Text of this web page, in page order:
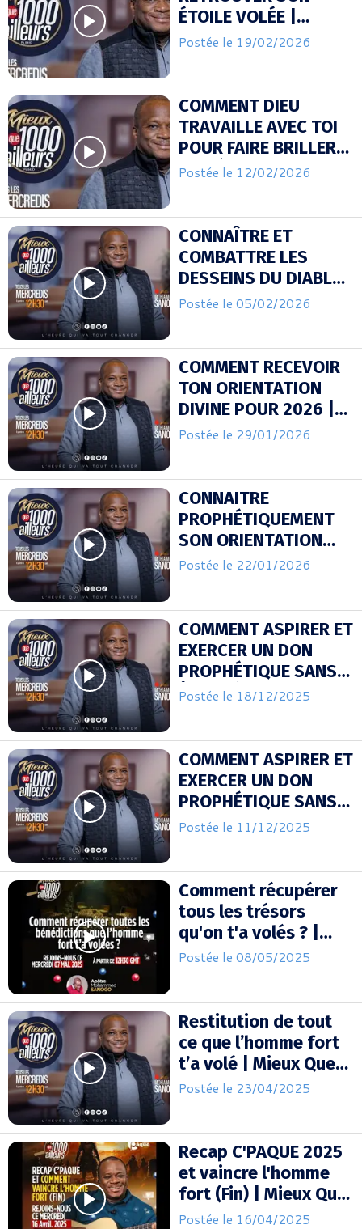
ÉTOILE VOLÉE |
APOTRE MOHAMMED
Postée le 19/02/2026
COMMENT DIEU
TRAVAILLE AVEC TOI
POUR FAIRE BRILLER
TON ÉTOILE | APOTRE
Postée le 12/02/2026
CONNAÎTRE ET
COMBATTRE LES
DESSEINS DU DIABLE
CONTRE TA VIE EN
Postée le 05/02/2026
COMMENT RECEVOIR
TON ORIENTATION
DIVINE POUR 2026 |
APOTRE MOHAMED
Postée le 29/01/2026
CONNAITRE
PROPHÉTIQUEMENT
SON ORIENTATION
DIVINE POUR 2026 |
Postée le 22/01/2026
COMMENT ASPIRER ET
EXERCER UN DON
PROPHÉTIQUE SANS
ÊTRE SÉDUIT (2) |
Postée le 18/12/2025
COMMENT ASPIRER ET
EXERCER UN DON
PROPHÉTIQUE SANS
ÊTRE SÉDUIT (1) |
Postée le 11/12/2025
Comment récupérer
tous les trésors
qu'on t'a volés ? |
Mieux Que 1000
Postée le 08/05/2025
Restitution de tout
ce que l’homme fort
t’a volé | Mieux Que
1000 Ailleurs |
Postée le 23/04/2025
Recap C'PAQUE 2025
et vaincre l'homme
fort (Fin) | Mieux Que
1000 Ailleurs |
Postée le 16/04/2025